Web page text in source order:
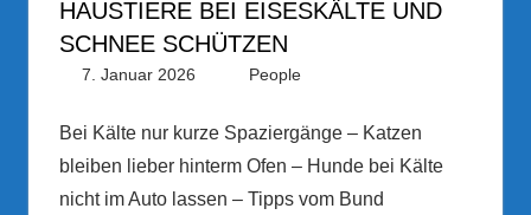
HAUSTIERE BEI EISESKÄLTE UND
SCHNEE SCHÜTZEN
7. Januar 2026 PRGateway
People
Bei Kälte nur kurze Spaziergänge – Katzen
bleiben lieber hinterm Ofen – Hunde bei Kälte
nicht im Auto lassen – Tipps vom Bund